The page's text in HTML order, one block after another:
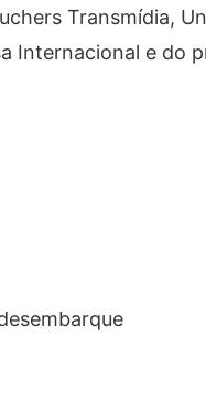
Transmídia,
Internacional e do